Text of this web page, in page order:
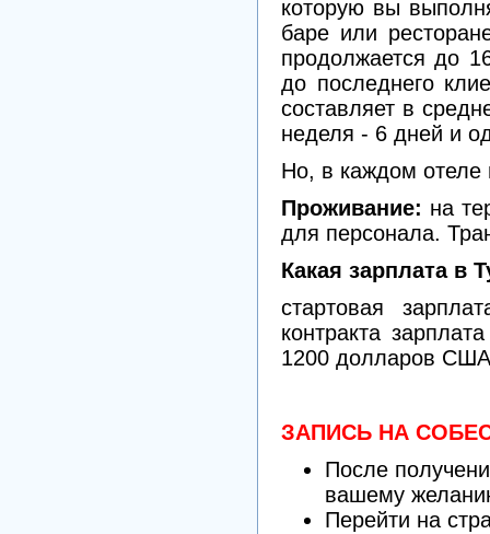
которую вы
баре или
продолжается до
до последнего
составляет в
неделя - 6 дней и
Но, в каждом отеле
Проживание: на
для персонала.
Какая зарплата в
стартовая
контракта
1200 долларов
ЗАПИСЬ НА
После
вашему
Перейти на